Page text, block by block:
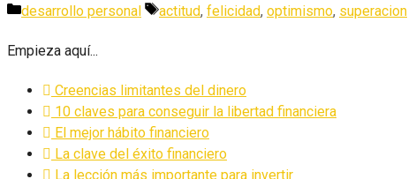
Categorías
desarrollo personal Etiquetas
actitud, felicidad, optimismo, superacion
Empieza aquí...
Creencias limitantes del dinero
10 claves para conseguir la libertad financiera
El mejor hábito financiero
La clave del éxito financiero
La lección más importante para invertir